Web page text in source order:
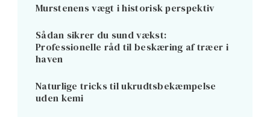
Murstenens vægt i historisk perspektiv
Sådan sikrer du sund vækst:
Professionelle råd til beskæring af træer i
haven
Naturlige tricks til ukrudtsbekæmpelse
uden kemi